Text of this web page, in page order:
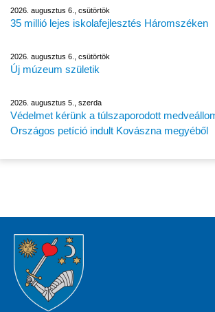
2026. augusztus 6., csütörtök
35 millió lejes iskolafejlesztés Háromszéken
2026. augusztus 6., csütörtök
Új múzeum születik
2026. augusztus 5., szerda
Védelmet kérünk a túlszaporodott
Országos petíció indult Kovászna megyéből